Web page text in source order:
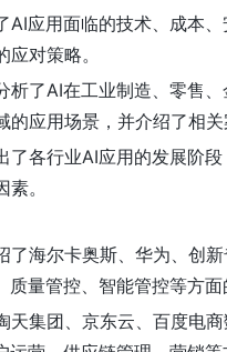
AI应用面临的技术、成本
对策略。
析了AI在工业制造、零售
的应用场景，并介绍了相
了各行业AI应用的发展阶
。
了海尔卡奥斯、华为、创
质量管控、智能管控等方
天集团、京东云、百度电